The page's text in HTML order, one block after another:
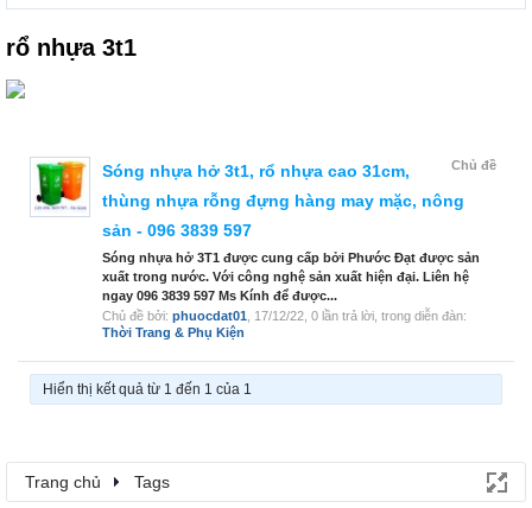
rổ nhựa 3t1
Chủ đề
Sóng nhựa hở 3t1, rổ nhựa cao 31cm,
thùng nhựa rỗng đựng hàng may mặc, nông
sản - 096 3839 597
Sóng nhựa hở 3T1 được cung cấp bởi Phước Đạt được sản
xuất trong nước. Với công nghệ sản xuất hiện đại. Liên hệ
ngay 096 3839 597 Ms Kính để được...
Chủ đề bởi: phuocdat01 17/12/22 , 0 lần trả lời, trong diễn đàn:
Thời Trang & Phụ Kiện
Hiển thị kết quả từ 1 đến 1 của 1
Trang chủ Tags